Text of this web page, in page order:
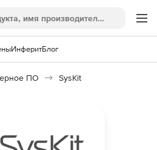
ИнферитБлог
ПО SysKit